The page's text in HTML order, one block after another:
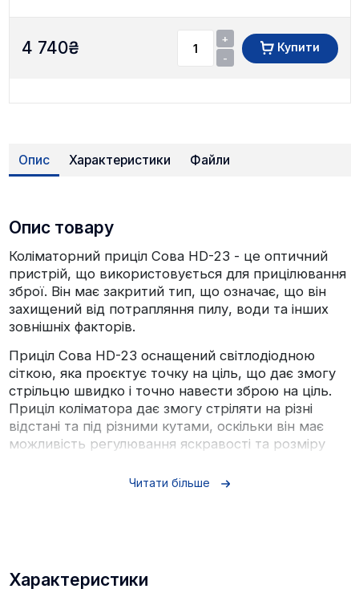
4 740₴
+
-
Купити
Опис Характеристики Файли
Опис товару
Коліматорний приціл Сова HD-23 - це оптичний
пристрій, що використовується для прицілювання
зброї. Він має закритий тип, що означає, що він
захищений від потрапляння пилу, води та інших
зовнішніх факторів.
Приціл Сова HD-23 оснащений світлодіодною
сіткою, яка проєктує точку на ціль, що дає змогу
стрільцю швидко і точно навести зброю на ціль.
Приціл коліматора дає змогу стріляти на різні
відстані та під різними кутами, оскільки він має
можливість регулювання яскравості та розміру
Оптичний пристрій має круглу форму і
використання на тривалих періодах часу.
Читати більше
Характеристики